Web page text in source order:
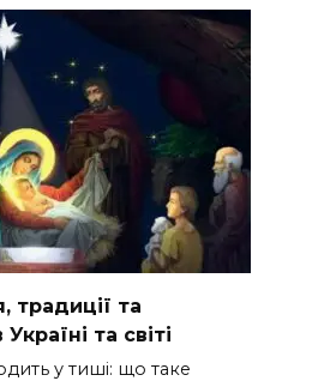
традиції та
та світі
у тиші: що таке